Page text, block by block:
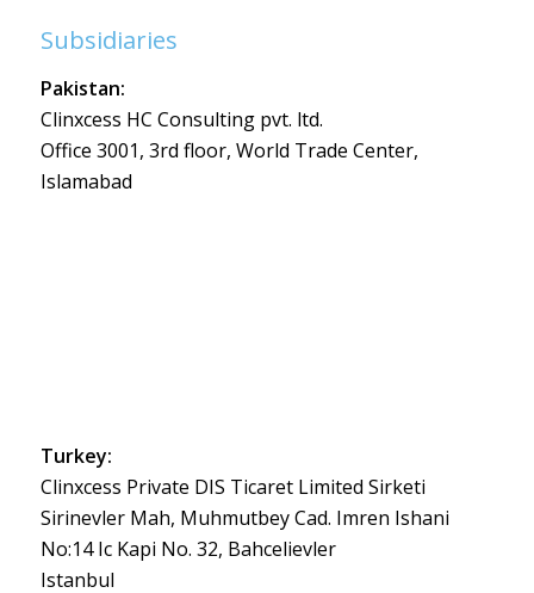
Subsidiaries
Pakistan:
Clinxcess HC Consulting pvt. ltd.
Office 3001, 3rd floor, World Trade Center,
Islamabad
Turkey:
Clinxcess Private DIS Ticaret Limited Sirketi
Sirinevler Mah, Muhmutbey Cad. Imren Ishani
No:14 Ic Kapi No. 32, Bahcelievler
Istanbul